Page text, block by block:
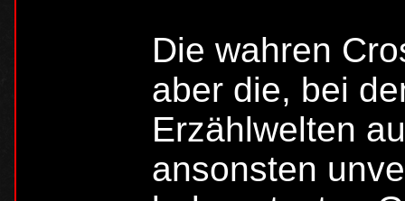
Die wahren
aber die, bei
Erzählwelten
ansonsten